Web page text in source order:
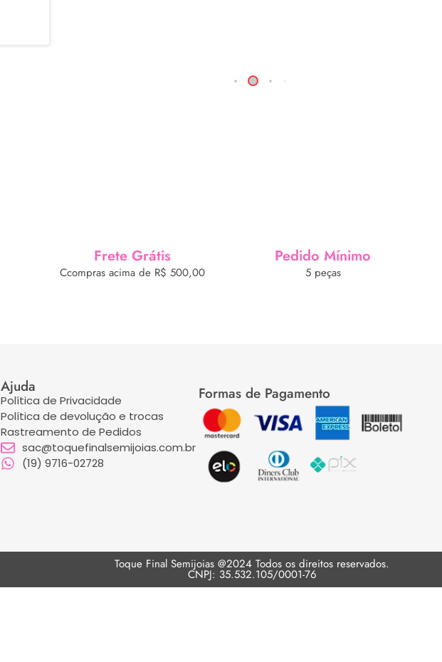
Ccompras acima de R$ 500,00 5 peças
Política de Privacidade
Política de devolução e trocas
Rastreamento de Pedidos
sac@toquefinalsemijoias.com.br
(19) 9716-02728
CNPJ: 35.532.105/0001-76